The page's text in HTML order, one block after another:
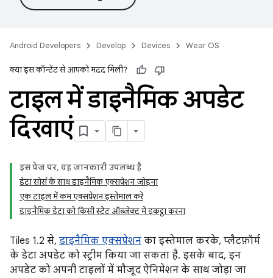
Android Developers Develop Devices Wear OS
क्या इस कॉन्टेंट से आपको मदद मिली?
टाइल में डाइनैमिक अपडेट
दिखाएं
इस पेज पर, यह जानकारी उपलब्ध है
डेटा सोर्स के साथ डाइनैमिक एक्सप्रेशन जोड़ना
एक टाइल में कम एक्सप्रेशन इस्तेमाल करें
डाइनैमिक डेटा को किसी स्टेट ऑब्जेक्ट में इकट्ठा करना
Tiles 1.2 से, डाइनैमिक एक्सप्रेशन का इस्तेमाल करके, प्लैटफ़ॉर्म
के डेटा अपडेट को स्ट्रीम किया जा सकता है. इसके बाद, इन
अपडेट को अपनी टाइलों में मौजूद ऐनिमेशन के साथ जोड़ा जा